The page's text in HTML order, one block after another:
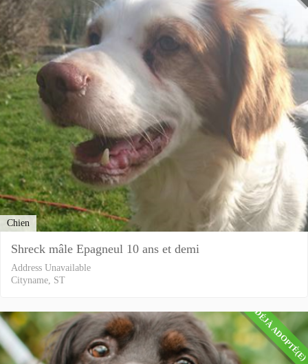
Chien
Shreck mâle Epagneul 10 ans et demi
Address Unavailable
Cityname, ST
DÉJÀ ADOPTÉ(E)